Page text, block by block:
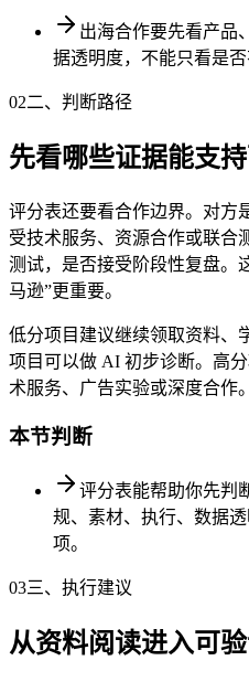
出海合作要先看产品
据透明度，不能只看是否
02二、判断路径
先看哪些证据能支
评分表还要看合作边界。对方
受技术服务、资源合作或联合
测试，是否接受阶段性复盘。
马逊”更重要。
低分项目建议继续领取资料、
项目可以做 AI 初步诊断。高
术服务、广告实验或深度合作。
本节判断
评分表能帮助你先判
规、素材、执行、数据
项。
03三、执行建议
从资料阅读进入可